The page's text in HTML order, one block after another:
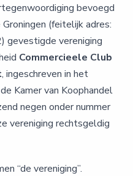
bevoegd
(feitelijk adres:
gevestigde vereniging
Commercieele Club
, ingeschreven in het
Kamer van Koophandel
negen onder nummer
vereniging rechtsgeldig
“de vereniging”.